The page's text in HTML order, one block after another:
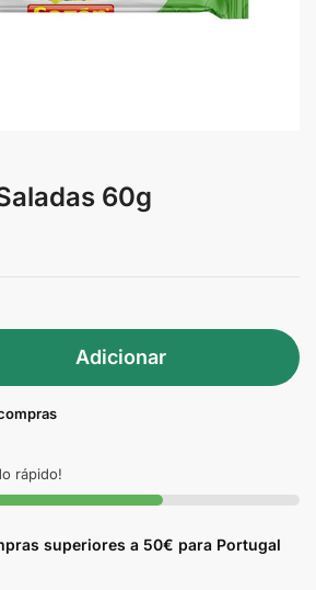
60g
Adicionar
rápido!
superiores a 50€ para Portugal